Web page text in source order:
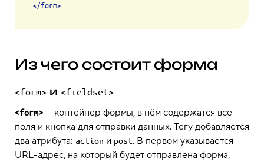
</form>
Из чего состоит форма
<form> и <fieldset>
<form> — контейнер формы, в нём содержатся все
поля и кнопка для отправки данных. Тегу добавляется
два атрибута: action и post. В первом указывается
URL-адрес, на который будет отправлена форма,